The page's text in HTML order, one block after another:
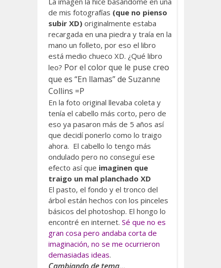
de mis fotografías (que no pienso
subir XD) originalmente estaba
recargada en una piedra y traía en la
mano un folleto, por eso el libro
está medio chueco XD. ¿Qué libro
leo? Por el color que le puse creo
que es “En llamas” de Suzanne
Collins =P
En la foto original llevaba coleta y
tenía el cabello más corto, pero de
eso ya pasaron más de 5 años así
que decidí ponerlo como lo traigo
ahora. El cabello lo tengo más
ondulado pero no conseguí ese
efecto así que imaginen que
traigo un mal planchado XD
El pasto, el fondo y el tronco del
árbol están hechos con los pinceles
básicos del photoshop. El hongo lo
encontré en internet. Sé que no es
gran cosa pero andaba corta de
imaginación, no se me ocurrieron
demasiadas ideas.